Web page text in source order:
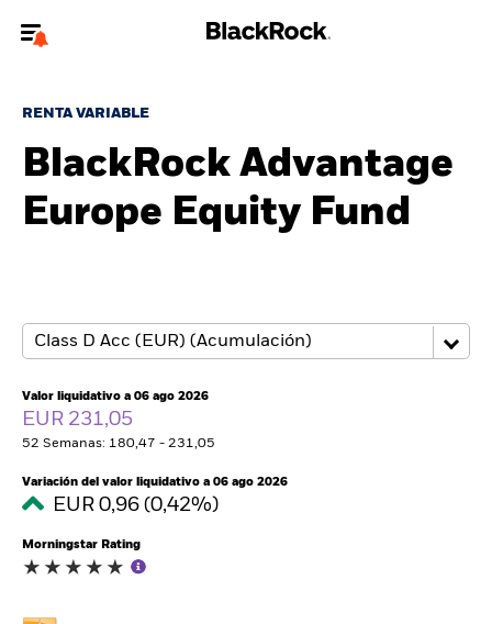
particulares.
relevante, por favor, actualiza
tu tipo de usuario.
Quiénes somos
Perspectivas
España
BlackRock
RENTA VARIABLE
BlackRock Advantage
Europe Equity Fund
Valor liquidativo a 06 ago 2026
EUR 231,05
52 Semanas: 180,47 - 231,05
Variación del valor liquidativo a 06 ago 2026
EUR 0,96 (0,42%)
Morningstar Rating